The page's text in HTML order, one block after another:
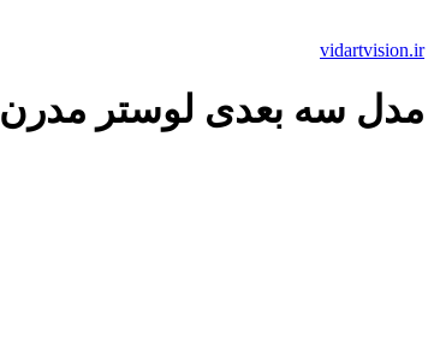
vidartvision.ir
مدل سه بعدی لوستر مدرن 0107